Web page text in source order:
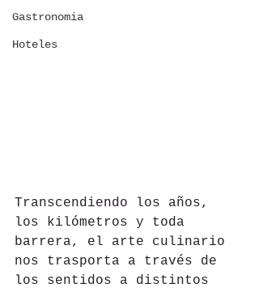
Gastronomia
Hoteles
Transcendiendo los años,
los kilómetros y toda
barrera, el arte culinario
nos trasporta a través de
los sentidos a distintos